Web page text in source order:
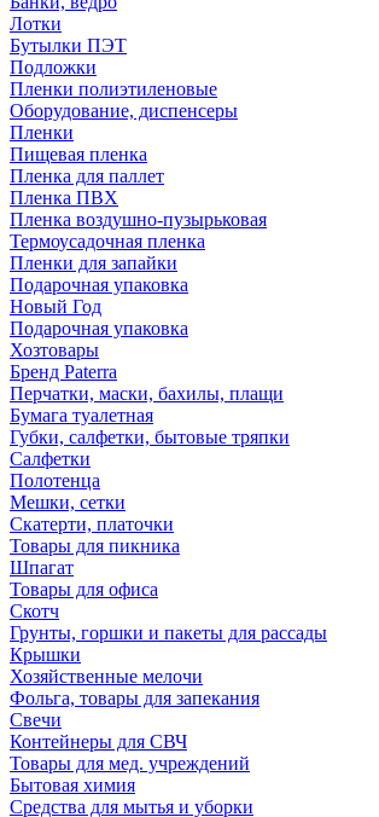
Лотки
Бутылки ПЭТ
Подложки
Пленки полиэтиленовые
Оборудование, диспенсеры
Пленки
Пищевая пленка
Пленка для паллет
Пленка ПВХ
Пленка воздушно-пузырьковая
Термоусадочная пленка
Пленки для запайки
Подарочная упаковка
Новый Год
Подарочная упаковка
Хозтовары
Бренд Paterra
Перчатки, маски, бахилы, плащи
Бумага туалетная
Губки, салфетки, бытовые тряпки
Салфетки
Полотенца
Мешки, сетки
Скатерти, платочки
Товары для пикника
Шпагат
Товары для офиса
Скотч
Грунты, горшки и пакеты для рассады
Крышки
Хозяйственные мелочи
Фольга, товары для запекания
Свечи
Контейнеры для СВЧ
Товары для мед. учреждений
Бытовая химия
Средства для мытья и уборки